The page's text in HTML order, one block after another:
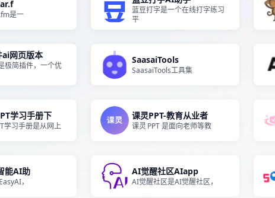
是一
蓝豆打字是一个在线打字练习
平
ai网页版本
极简插件，一个优
SaasaiTools
SaasaiTools工具集
学习手册下
学习手册是从网上
课灵PPT-教育从业者
课灵 PPT 是面向老师等教
能AI助
，
AI觉醒社区AIapp
AI觉醒社区是AI觉醒社区，